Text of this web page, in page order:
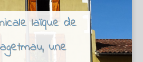
laïque de
une